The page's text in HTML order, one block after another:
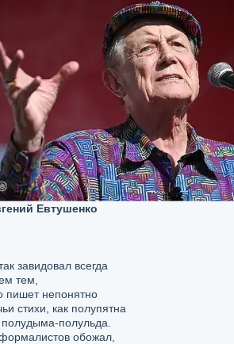
Евтушенко
завидовал всегда
тем,
пишет непонятно
стихи, как полупятна
полудыма-полульда.
обожал,